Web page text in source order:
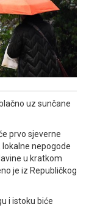
uz sunčane
prvo sjeverne
lokalne nepogode
u kratkom
je iz Republičkog
i istoku biće